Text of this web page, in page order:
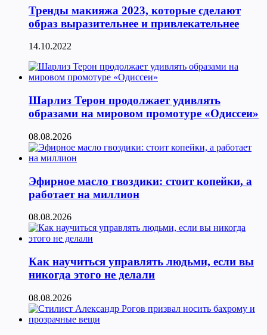
Тренды макияжа 2023, которые сделают
образ выразительнее и привлекательнее
14.10.2022
Шарлиз Терон продолжает удивлять
образами на мировом промотуре «Одиссеи»
08.08.2026
Эфирное масло гвоздики: стоит копейки, а
работает на миллион
08.08.2026
Как научиться управлять людьми, если вы
никогда этого не делали
08.08.2026